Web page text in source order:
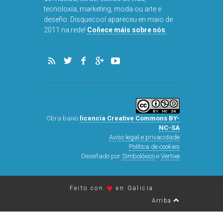
tecnoloxía, marketing, moda ou arte e
deseño. Disquecool apareceu en maio de
2011 na rede! Coñece máis sobre nós
Obra baixo licencia Creative Commons BY-
NC-SA
Aviso legal e privacidade
Política de cookies
Deseñado por Simbolóxicoe Vertixe
Feito con ♥ en Galicia
Arriba